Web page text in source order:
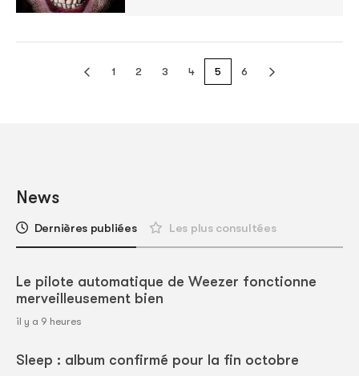
1 2 3 4 5 6
News
Dernières publiées Les plus consultées
Le pilote automatique de Weezer fonctionne
merveilleusement bien
il y a 9 heures
Sleep : album confirmé pour la fin octobre